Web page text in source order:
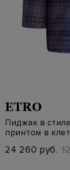
ETRO
Пиджак в
принтом в
24 260 руб.